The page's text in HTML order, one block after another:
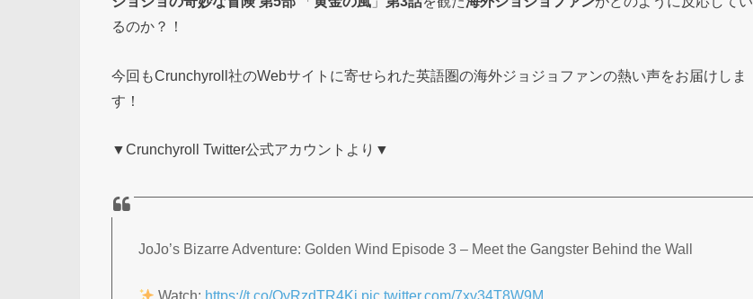
るのか？！
今回もCrunchyroll社のWebサイトに寄せられた英語圏の海外ジョジョファンの熱い声をお届けしま
す！
▼Crunchyroll Twitter公式アカウントより▼
JoJo’s Bizarre Adventure: Golden Wind Episode 3 – Meet the Gangster Behind the Wall
Watch: https://t.co/QyRzdTR4Ki pic.twitter.com/7xv34T8W9M